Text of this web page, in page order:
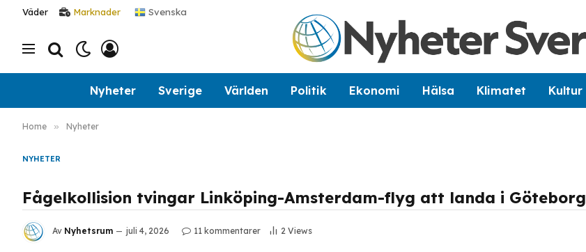
Väder Marknader Svenska
Nyheter Sverige Världen Politik Ekonomi Hälsa Klimatet Kultur
Home » Nyheter
NYHETER
Fågelkollision tvingar Linköping-Amsterdam-flyg att landa i Göteborg
Av Nyhetsrum juli 4, 2026 11 kommentarer 2 Views